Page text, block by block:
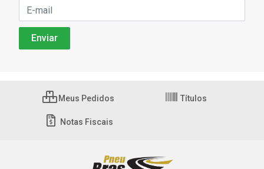
Meus Pedidos Títulos
Notas Fiscais